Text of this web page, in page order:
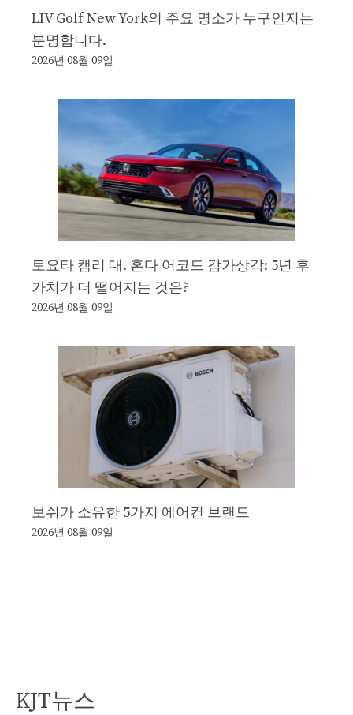
LIV Golf New York의 주요 명소가 누구인지는
분명합니다.
2026년 08월 09일
토요타 캠리 대. 혼다 어코드 감가상각: 5년 후
가치가 더 떨어지는 것은?
2026년 08월 09일
보쉬가 소유한 5가지 에어컨 브랜드
2026년 08월 09일
KJT뉴스